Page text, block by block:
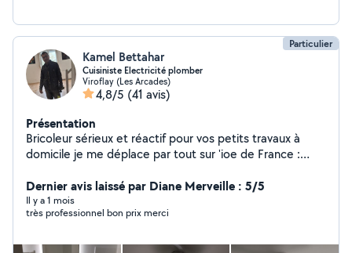
Particulier
Kamel Bettahar
Cuisiniste Electricité plomber
Viroflay (Les Arcades)
4,8/5 (41 avis)
Présentation
Bricoleur sérieux et réactif pour vos petits travaux à
domicile je me déplace par tout sur 'ioe de France :
luminaires, Réparations plomberie et électricité.
Nettoyage de terrasse, Garage Balcon et organisation
et optimisation et création des espaces du rangement
Dernier avis laissé par Diane Merveille : 5/5
Il y a 1 mois
très professionnel bon prix merci